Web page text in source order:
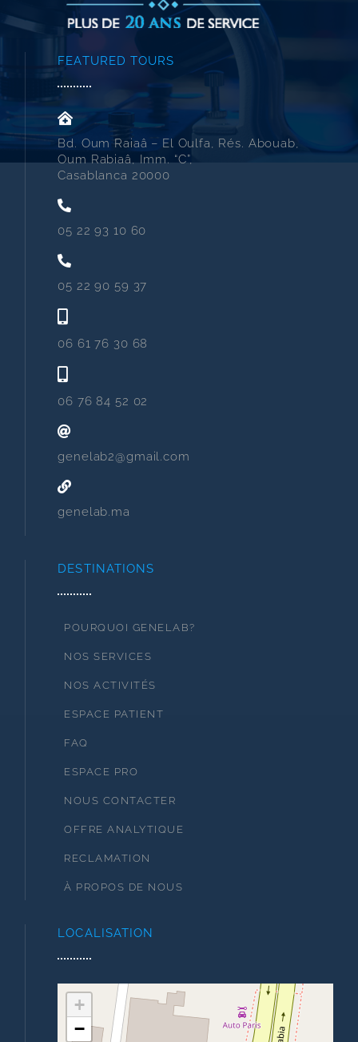
FEATURED TOURS
Bd. Oum Raiaâ – El Oulfa, Rés. Abouab,
Oum Rabiaâ, Imm. “C”,
Casablanca 20000
05 22 93 10 60
05 22 90 59 37
06 61 76 30 68
06 76 84 52 02
genelab2@gmail.com
genelab.ma
DESTINATIONS
POURQUOI GENELAB?
NOS SERVICES
NOS ACTIVITÉS
ESPACE PATIENT
FAQ
ESPACE PRO
NOUS CONTACTER
OFFRE ANALYTIQUE
RECLAMATION
À PROPOS DE NOUS
LOCALISATION
+
−